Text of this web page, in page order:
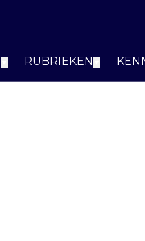
RUBRIEKEN